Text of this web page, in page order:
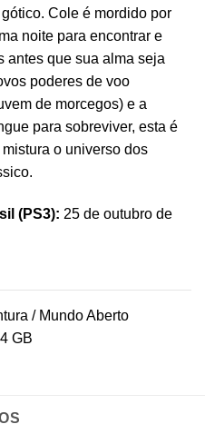
Cole é mordido por
noite para encontrar e
antes que sua alma seja
poderes de voo
de morcegos) e a
para sobreviver, esta é
o universo dos
(PS3): 25 de outubro de
/ Mundo Aberto
GB